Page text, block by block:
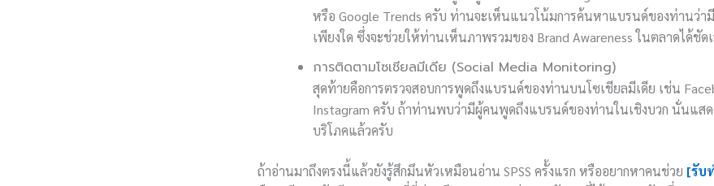
หรือ Google Trends ครับ ท่านจะเห็นแนวโน้มการค้นหาแบรนด์ของท่านว่า
เพียงใด ซึ่งจะช่วยให้ท่านเห็นภาพรวมของ Brand Awareness ในตลาดได้ชั
การติดตามโซเชียลมีเดีย (Social Media Monitoring)
สุดท้ายคือการตรวจสอบการพูดถึงแบรนด์ของท่านบนโซเชียลมีเดีย เช่น
Instagram ครับ ถ้าท่านพบว่ามีผู้คนพูดถึงแบรนด์ของท่านในเชิงบวก นั่นแสด
บริโภคแล้วครับ
ถ้าอ่านมาถึงตรงนี้แล้วยังรู้สึกมึนหัวเหมือนอ่าน SPSS ครั้งแรก หรืออยากหาคนช่วย [รับ